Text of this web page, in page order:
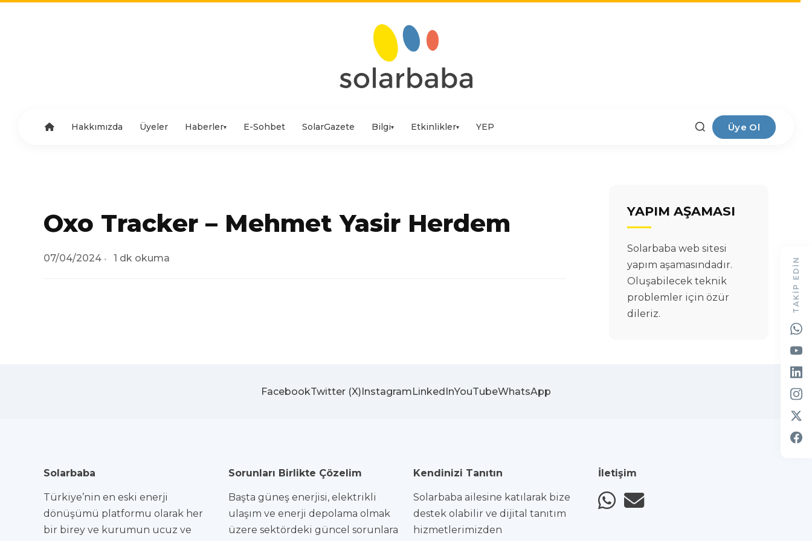
Hakkımızda Üyeler Haberler▾ E-Sohbet SolarGazete Bilgi▾ Etkinlikler▾ YEP Üye Ol
TAKIP EDIN
Oxo Tracker – Mehmet Yasir Herdem
07/04/2024 1 dk okuma
YAPIM AŞAMASI
Solarbaba web sitesi
yapım aşamasındadır.
Oluşabilecek teknik
problemler için özür
dileriz.
FacebookTwitter (X) Instagram LinkedInYouTubeWhatsApp
Solarbaba
Türkiye’nin en eski enerji
dönüşümü platformu olarak her
bir birey ve kurumun ucuz ve
Sorunları Birlikte Çözelim
Başta güneş enerjisi, elektrikli
ulaşım ve enerji depolama olmak
üzere sektördeki güncel sorunlara
Kendinizi Tanıtın
Solarbaba ailesine katılarak bize
destek olabilir ve dijital tanıtım
hizmetlerimizden
İletişim